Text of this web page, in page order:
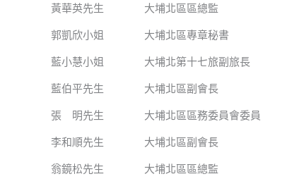
黃華英先生 大埔北區區總監
郭凱欣小姐 大埔北區專章秘書
藍小慧小姐 大埔北第十七旅副旅長
藍伯平先生 大埔北區副會長
張 明先生 大埔北區區務委員會委員
李和順先生 大埔北區副會長
翁鏡松先生 大埔北區區總監